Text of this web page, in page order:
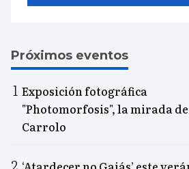
Próximos eventos
Exposición fotográfica
"Photomorfosis", la mirada
Carrolo